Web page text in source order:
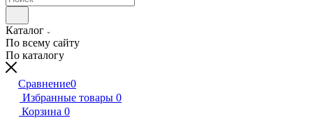
Каталог
По всему сайту
По каталогу
Сравнение0
Избранные товары 0
Корзина 0